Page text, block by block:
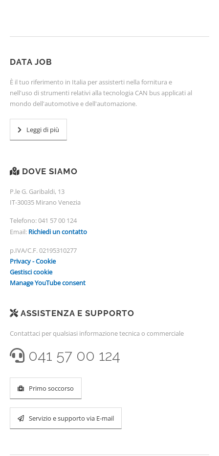
DATA JOB
È il tuo riferimento in Italia per assisterti nella fornitura e
nell'uso di strumenti relativi alla tecnologia CAN bus applicati al
mondo dell'automotive e dell'automazione.
Leggi di più
DOVE SIAMO
P.le G. Garibaldi, 13
IT-30035 Mirano Venezia
Telefono:041 57 00 124
Email: Richiedi un contatto
p.IVA/C.F. 02195310277
Privacy - Cookie
Gestisci cookie
Manage YouTube consent
ASSISTENZA E SUPPORTO
Contattaci per qualsiasi informazione tecnica o commerciale
041 57 00 124
Primo soccorso
Servizio e supporto via E-mail